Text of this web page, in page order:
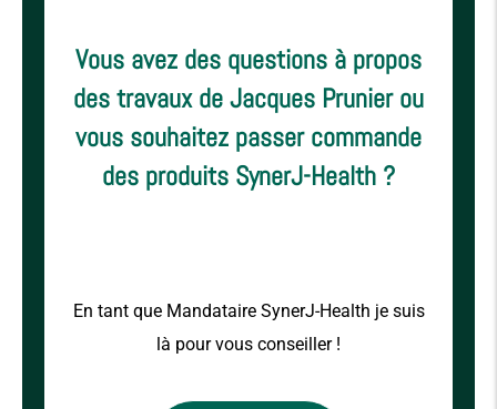
Vous avez des questions à propos
des travaux de Jacques Prunier ou
vous souhaitez passer commande
des produits SynerJ-Health ?
En tant que Mandataire SynerJ-Health je suis
là pour vous conseiller !